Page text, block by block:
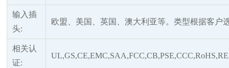
输入插
头:
欧盟、美国、英国、澳大利亚等。类型根据客户
相关认
证: